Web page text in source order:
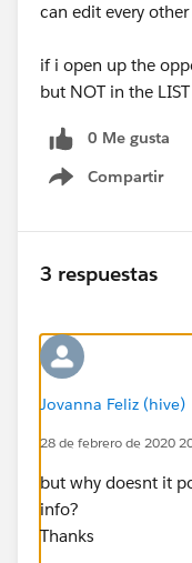
can edit every other
if i open up the
but NOT in the
0 Me gusta
Compartir
Show menu
3 respuestas
Jovanna Feliz (hive)
28 de febrero de 2020
but why doesnt it
info?
Thanks